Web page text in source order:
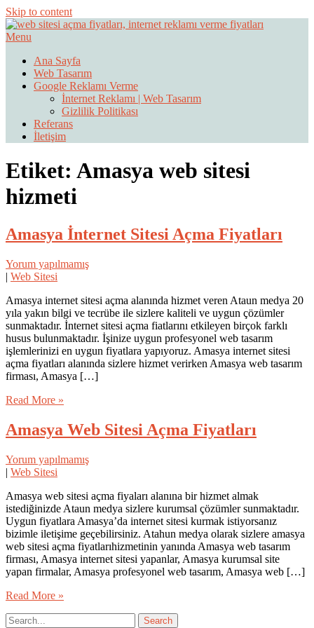
Skip to content
Web Sitesi Açma, İnternet Sitesi
Fiyatları
Menu
Ana Sayfa
Web Tasarım
Google Reklamı Verme
İnternet Reklamı | Web Tasarım
Gizlilik Politikası
Referans
İletişim
Etiket: Amasya web sitesi
hizmeti
Amasya İnternet Sitesi Açma Fiyatları
Yorum yapılmamış
| Web Sitesi
Amasya internet sitesi açma alanında hizmet veren Ataun medya 20
yıla yakın bilgi ve tecrübe ile sizlere kaliteli ve uygun çözümler
sunmaktadır. İnternet sitesi açma fiatlarını etkileyen birçok farklı
husus bulunmaktadır. İşinize uygun profesyonel web tasarım
işlemlerinizi en uygun fiyatlara yapıyoruz. Amasya internet sitesi
açma fiyatları alanında sizlere hizmet verirken Amasya web tasarım
firması, Amasya […]
Read More »
Amasya Web Sitesi Açma Fiyatları
Yorum yapılmamış
| Web Sitesi
Amasya web sitesi açma fiyaları alanına bir hizmet almak
istediğinizde Ataun medya sizlere kurumsal çözümler sunmaktadır.
Uygun fiyatlara Amasya’da internet sitesi kurmak istiyorsanız
bizimle iletişime geçebilirsiniz. Atahun medya olarak sizlere amasya
web sitesi açma fiyatlarıhizmetinin yanında Amasya web tasarım
firması, Amasya internet sitesi yapanlar, Amasya kurumsal site
yapan firmalar, Amasya profesyonel web tasarım, Amasya web […]
Read More »